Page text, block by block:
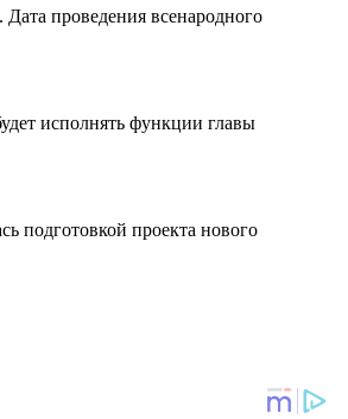
проведения всенародного
исполнять функции главы
подготовкой проекта нового